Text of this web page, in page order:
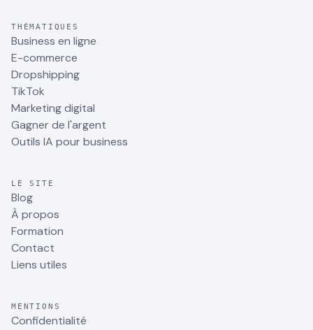
THÉMATIQUES
Business en ligne
E-commerce
Dropshipping
TikTok
Marketing digital
Gagner de l'argent
Outils IA pour business
LE SITE
Blog
À propos
Formation
Contact
Liens utiles
MENTIONS
Confidentialité